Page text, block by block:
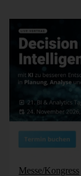
Messe/Kongress